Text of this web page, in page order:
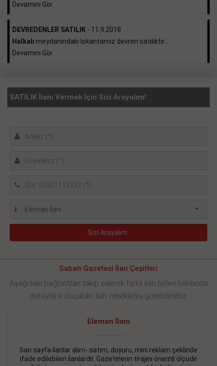
Devamını Gör
DEVREDENLER SATILIK - 11.9.2018
Halkalı meydanındaki lokantamız devren satılıktır....
Devamını Gör
SATILIK İlanı Vermek İçin Sizi Arayalım!
Sabah Gazetesi İlan Çeşitleri
Aşağıdaki bağlantıları takip ederek farklı ilan türleri hakkında
detaylara ulaşabilir, ilan örneklerini görebilirsiniz.
Eleman İlanı
Sarı sayfa ilanlar alım- satım, duyuru, mini reklam şeklinde
ifade edilebilen ilanlardır. Gazetelerin tirajını önemli ölçüde